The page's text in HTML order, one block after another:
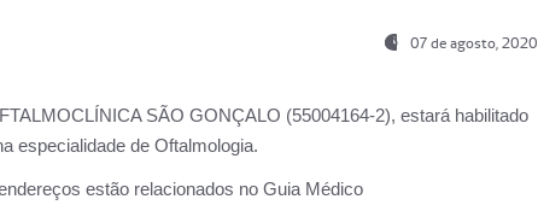
07 de agosto, 2020
SÃO GONÇALO (55004164-2), estará habilitado
especialidade de Oftalmologia.
estão relacionados no Guia Médico